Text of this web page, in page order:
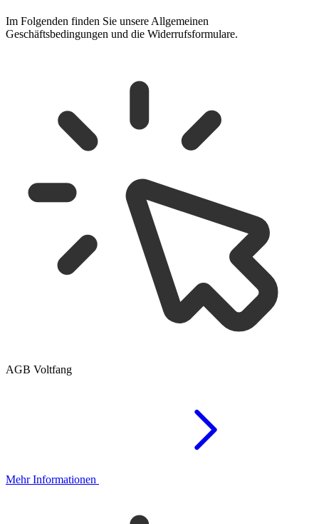
Im Folgenden finden Sie unsere Allgemeinen
Geschäftsbedingungen und die Widerrufsformulare.
AGB Voltfang
Mehr Informationen